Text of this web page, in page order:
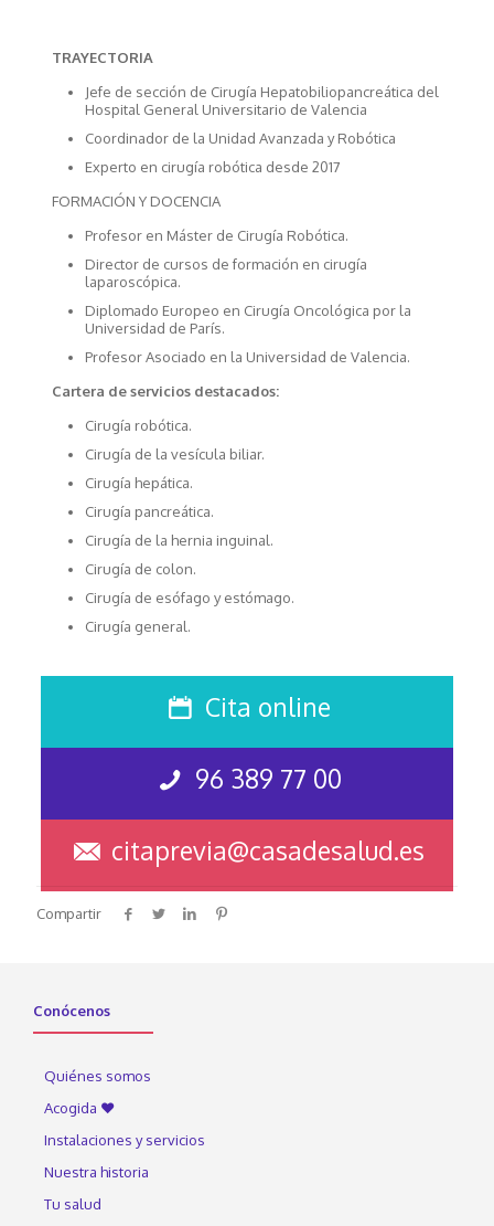
TRAYECTORIA
Jefe de sección de Cirugía Hepatobiliopancreática del
Hospital General Universitario de Valencia
Coordinador de la Unidad Avanzada y Robótica
Experto en cirugía robótica desde 2017
FORMACIÓN Y DOCENCIA
Profesor en Máster de Cirugía Robótica.
Director de cursos de formación en cirugía
laparoscópica.
Diplomado Europeo en Cirugía Oncológica por la
Universidad de París.
Profesor Asociado en la Universidad de Valencia.
Cartera de servicios destacados:
Cirugía robótica.
Cirugía de la vesícula biliar.
Cirugía hepática.
Cirugía pancreática.
Cirugía de la hernia inguinal.
Cirugía de colon.
Cirugía de esófago y estómago.
Cirugía general.
Cita online
96 389 77 00
citaprevia@casadesalud.es
Compartir
Conócenos
Quiénes somos
Acogida ♥
Instalaciones y servicios
Nuestra historia
Tu salud